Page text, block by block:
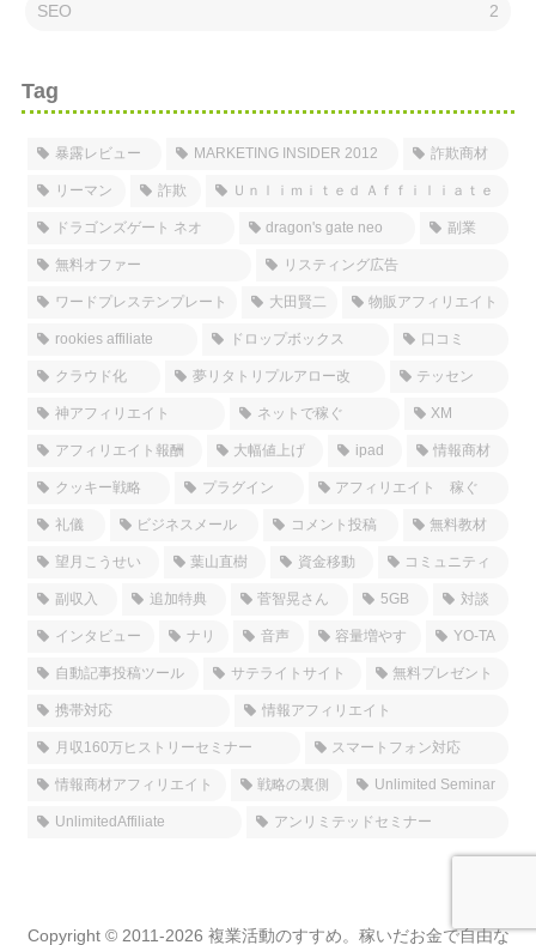
SEO 2
Tag
暴露レビュー MARKETING INSIDER 2012 詐欺商材
リーマン 詐欺 Ｕｎｌｉｍｉｔｅｄ Ａｆｆｉｌｉａｔｅ
ドラゴンズゲート ネオ dragon's gate neo 副業
無料オファー リスティング広告
ワードプレステンプレート 大田賢二 物販アフィリエイト
rookies affiliate ドロップボックス 口コミ
クラウド化 夢リタトリプルアロー改 テッセン
神アフィリエイト ネットで稼ぐ XM
アフィリエイト報酬 大幅値上げ ipad 情報商材
クッキー戦略 プラグイン アフィリエイト 稼ぐ
礼儀 ビジネスメール コメント投稿 無料教材
望月こうせい 葉山直樹 資金移動 コミュニティ
副収入 追加特典 菅智晃さん 5GB 対談
インタビュー ナリ 音声 容量増やす YO-TA
自動記事投稿ツール サテライトサイト 無料プレゼント
携帯対応 情報アフィリエイト
月収160万ヒストリーセミナー スマートフォン対応
情報商材アフィリエイト 戦略の裏側 Unlimited Seminar
UnlimitedAffiliate アンリミテッドセミナー
Copyright © 2011-2026 複業活動のすすめ。稼いだお金で自由な